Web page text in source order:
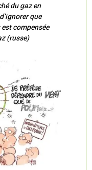
du gaz en
que
compensée
(russe)